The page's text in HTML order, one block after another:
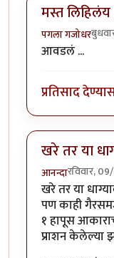
मस्त लिहिलंय
पगला गजोधर
आवडलं ...
प्रतिसाद
खरे तर या
आनन्दारविवार,
खरे तर या
पण काही
१ हापूस
प्राशन केलेल्या